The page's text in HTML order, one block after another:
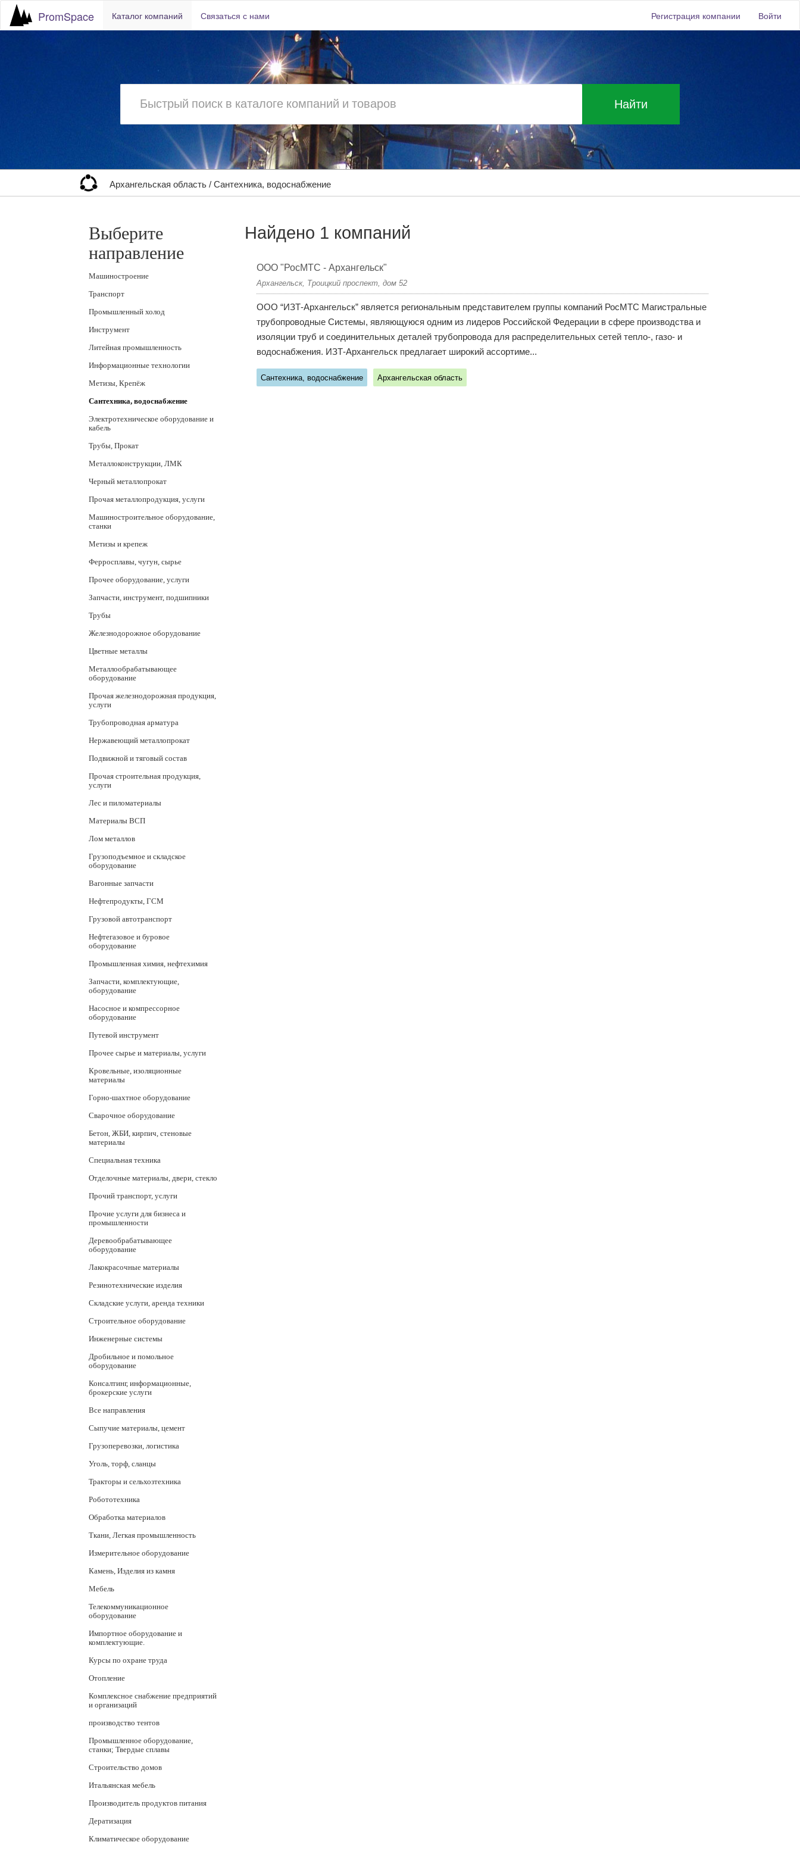
PromSpace Каталог компаний Связаться с нами Регистрация компании Войти
Найти
Архангельская область/Сантехника, водоснабжение
Выберите
направление
Машиностроение
Транспорт
Промышленный холод
Инструмент
Литейная промышленность
Информационные технологии
Метизы, Крепёж
Сантехника, водоснабжение
Электротехническое оборудование и
кабель
Трубы, Прокат
Металлоконструкции, ЛМК
Черный металлопрокат
Прочая металлопродукция, услуги
Машиностроительное оборудование,
станки
Метизы и крепеж
Ферросплавы, чугун, сырье
Прочее оборудование, услуги
Запчасти, инструмент, подшипники
Трубы
Железнодорожное оборудование
Цветные металлы
Металлообрабатывающее
оборудование
Прочая железнодорожная продукция,
услуги
Трубопроводная арматура
Нержавеющий металлопрокат
Подвижной и тяговый состав
Прочая строительная продукция,
услуги
Лес и пиломатериалы
Материалы ВСП
Лом металлов
Грузоподъемное и складское
оборудование
Вагонные запчасти
Нефтепродукты, ГСМ
Грузовой автотранспорт
Нефтегазовое и буровое
оборудование
Промышленная химия, нефтехимия
Запчасти, комплектующие,
оборудование
Насосное и компрессорное
оборудование
Путевой инструмент
Прочее сырье и материалы, услуги
Кровельные, изоляционные
материалы
Горно-шахтное оборудование
Сварочное оборудование
Бетон, ЖБИ, кирпич, стеновые
материалы
Специальная техника
Отделочные материалы, двери, стекло
Прочий транспорт, услуги
Прочие услуги для бизнеса и
промышленности
Деревообрабатывающее
оборудование
Лакокрасочные материалы
Резинотехнические изделия
Складские услуги, аренда техники
Строительное оборудование
Инженерные системы
Дробильное и помольное
оборудование
Консалтинг, информационные,
брокерские услуги
Все направления
Сыпучие материалы, цемент
Грузоперевозки, логистика
Уголь, торф, сланцы
Тракторы и сельхозтехника
Робототехника
Обработка материалов
Ткани, Легкая промышленность
Измерительное оборудование
Камень, Изделия из камня
Мебель
Телекоммуникационное
оборудование
Импортное оборудование и
комплектующие.
Курсы по охране труда
Отопление
Комплексное снабжение предприятий
и организаций
производство тентов
Промышленное оборудование,
станки; Твердые сплавы
Строительство домов
Итальянская мебель
Производитель продуктов питания
Дератизация
Климатическое оборудование
Найдено 1 компаний
ООО "РосМТС - Архангельск"
Архангельск, Троицкий проспект, дом 52
ООО “ИЗТ-Архангельск” является региональным представителем группы компаний РосМТС Магистральные
трубопроводные Системы, являющуюся одним из лидеров Российской Федерации в сфере производства и
изоляции труб и соединительных деталей трубопровода для распределительных сетей тепло-, газо- и
водоснабжения. ИЗТ-Архангельск предлагает широкий ассортиме...
Сантехника, водоснабжение Архангельская область